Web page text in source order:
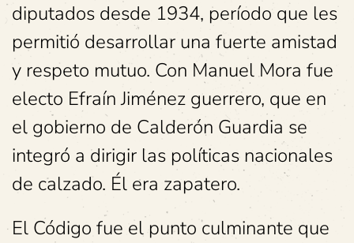
diputados desde 1934, período que les
permitió desarrollar una fuerte amistad
y respeto mutuo. Con Manuel Mora fue
electo Efraín Jiménez guerrero, que en
el gobierno de Calderón Guardia se
integró a dirigir las políticas nacionales
de calzado. Él era zapatero.
El Código fue el punto culminante que